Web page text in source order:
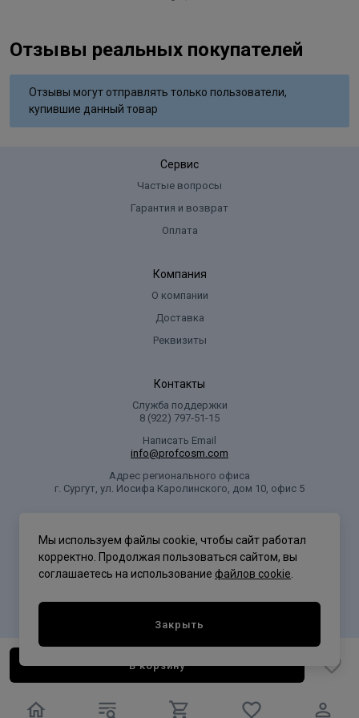
В корзину
Отзывы реальных покупателей
Отзывы могут отправлять только пользователи,
купившие данный товар
Сервис
Частые вопросы
Гарантия и возврат
Оплата
Компания
О компании
Доставка
Реквизиты
Контакты
Служба поддержки
8 (922) 797‑51-15
Написать Email
info@profcosm.com
Адрес регионального офиса
г. Сургут, ул. Иосифа Каролинского, дом 10, офис 5
Мы используем файлы cookie, чтобы сайт работал
корректно. Продолжая пользоваться сайтом, вы
соглашаетесь на использование файлов cookie
Закрыть